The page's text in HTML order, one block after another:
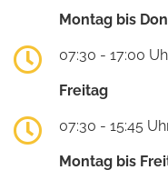
Montag bis
07:30 - 17:00
Freitag
07:30 - 15:45
Montag bis